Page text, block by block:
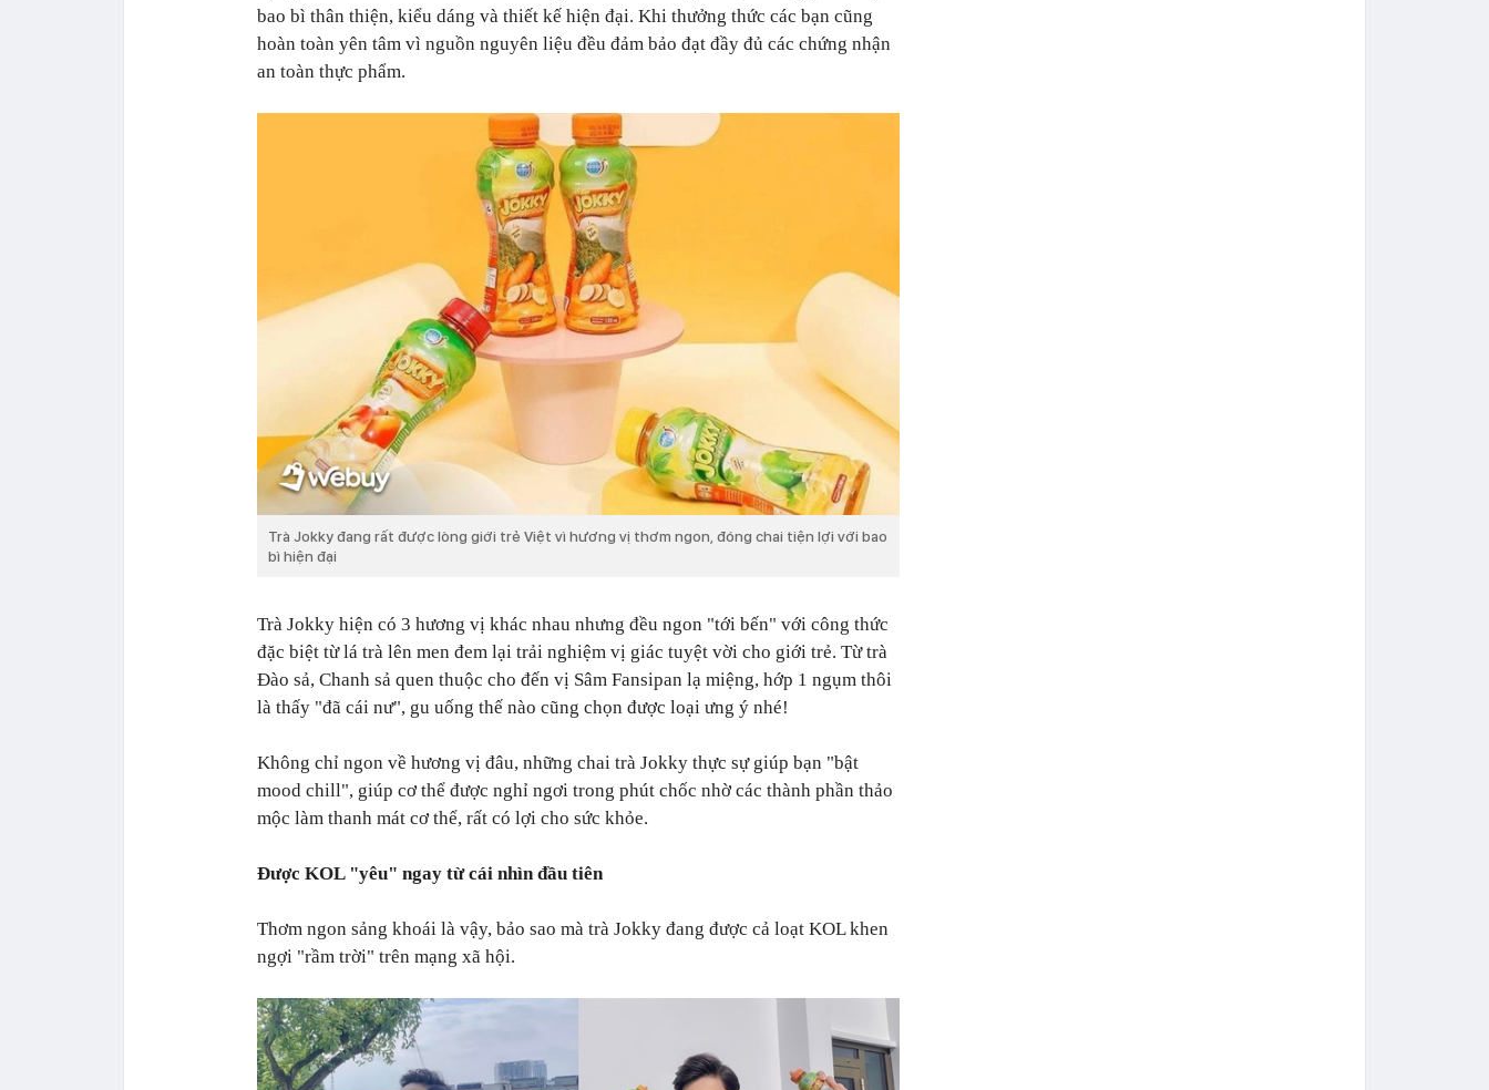
bao bì thân thiện, kiểu dáng và thiết kế hiện đại. Khi thưởng thức các bạn cũng
hoàn toàn yên tâm vì nguồn nguyên liệu đều đảm bảo đạt đầy đủ các chứng nhận
an toàn thực phẩm.
Trà Jokky đang rất được lòng giới trẻ Việt vì hương vị thơm ngon, đóng chai tiện lợi với bao
bì hiện đại
Trà Jokky hiện có 3 hương vị khác nhau nhưng đều ngon "tới bến" với công thức
đặc biệt từ lá trà lên men đem lại trải nghiệm vị giác tuyệt vời cho giới trẻ. Từ trà
Đào sả, Chanh sả quen thuộc cho đến vị Sâm Fansipan lạ miệng, hớp 1 ngụm thôi
là thấy "đã cái nư", gu uống thế nào cũng chọn được loại ưng ý nhé!
Không chỉ ngon về hương vị đâu, những chai trà Jokky thực sự giúp bạn "bật
mood chill", giúp cơ thể được nghỉ ngơi trong phút chốc nhờ các thành phần thảo
mộc làm thanh mát cơ thể, rất có lợi cho sức khỏe.
Được KOL "yêu" ngay từ cái nhìn đầu tiên
Thơm ngon sảng khoái là vậy, bảo sao mà trà Jokky đang được cả loạt KOL khen
ngợi "rầm trời" trên mạng xã hội.